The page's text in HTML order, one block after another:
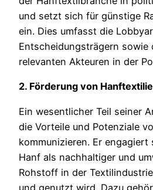
und setzt sich für günstige
ein. Dies umfasst die
Entscheidungsträgern sowie
relevanten Akteuren in der
2. Förderung von
Ein wesentlicher Teil seiner
die Vorteile und Potenziale
kommunizieren. Er engagiert
Hanf als nachhaltiger und
Rohstoff in der
und genutzt wird. Dazu